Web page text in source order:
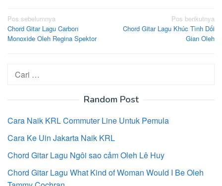
Navigasi
pos
Pos sebelumnya
Chord Gitar Lagu Carbon
Monoxide Oleh Regina Spektor
Pos berikutnya
Chord Gitar Lagu Khúc Tình Dối
Gian Oleh
Cari
untuk:
Random Post
Cara Naik KRL Commuter Line Untuk Pemula
Cara Ke Uin Jakarta Naik KRL
Chord Gitar Lagu Ngôi sao cảm Oleh Lê Huy
Chord Gitar Lagu What Kind of Woman Would I Be Oleh